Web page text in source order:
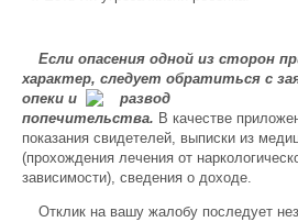
Если опасения одной из сторон
характер, следует обратиться с
опеки и
попечительства. В качестве
показания свидетелей, выписки из
(прохождения лечения от
зависимости), сведения о доходе.
Отклик на вашу жалобу последует